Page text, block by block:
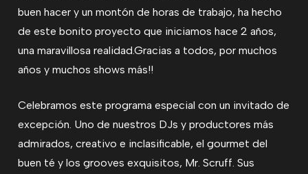
buen hacer y un montón de horas de trabajo, ha hecho
de este bonito proyecto que iniciamos hace 2 años,
una maravillosa realidad.Gracias a todos, por muchos
años y muchos shows más!!
Celebramos este programa especial con un invitado de
excepción. Uno de nuestros DJs y productores más
admirados, creativo e inclasificable, el gourmet del
buen té y los grooves exquisitos, Mr. Scruff. Sus